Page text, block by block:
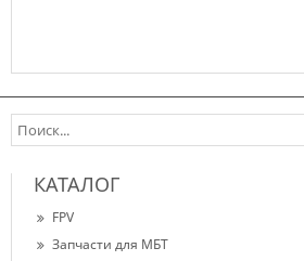
КАТАЛОГ
FPV
Запчасти для МБТ